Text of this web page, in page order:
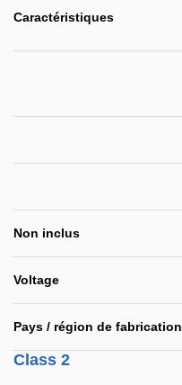
Caractéristiques
Non inclus
Voltage
Pays / région de fabrication
Class 2